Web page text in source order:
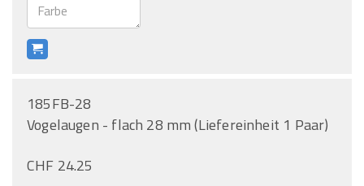
185FB-28
Vogelaugen - flach 28 mm (Liefereinheit 1 Paar)
CHF 24.25